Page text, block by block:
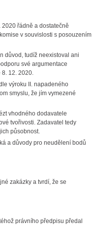
řádně a dostatečně
v souvislosti s posouzením
důvod, tudíž neexistoval ani
své argumentace
12. 2020.
výroku II. napadeného
smyslu, že jím vymezené
vhodného dodavatele
tvořivosti. Zadavatel tedy
působnost.
a důvody pro neudělení bodů
zakázky a tvrdí, že se
právního předpisu předal